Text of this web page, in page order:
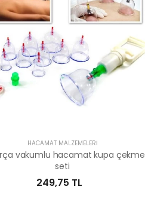
HACAMAT MALZEMELERI
vakumlu hacamat kupa çekme
seti
249,75 TL